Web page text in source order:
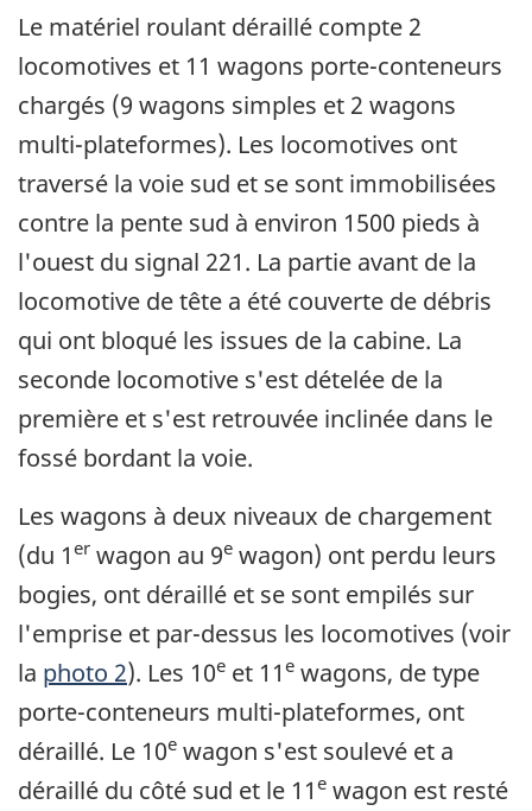
Le matériel roulant déraillé compte 2
locomotives et 11 wagons porte-conteneurs
chargés (9 wagons simples et 2 wagons
multi-plateformes). Les locomotives ont
traversé la voie sud et se sont immobilisées
contre la pente sud à environ 1500 pieds à
l'ouest du signal 221. La partie avant de la
locomotive de tête a été couverte de débris
qui ont bloqué les issues de la cabine. La
seconde locomotive s'est dételée de la
première et s'est retrouvée inclinée dans le
fossé bordant la voie.
Les wagons à deux niveaux de chargement
(du 1 er wagon au 9e wagon) ont perdu leurs
bogies, ont déraillé et se sont empilés sur
l'emprise et par-dessus les locomotives (voir
la photo 2). Les 10e et 11 e wagons, de type
porte-conteneurs multi-plateformes, ont
déraillé. Le 10e wagon s'est soulevé et a
déraillé du côté sud et le 11 e wagon est resté